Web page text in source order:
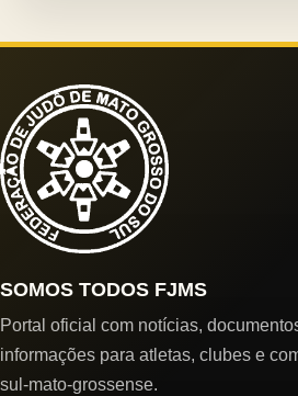
SOMOS TODOS FJMS
Portal oficial com notícias,
informações para atletas, clubes e
sul-mato-grossense.